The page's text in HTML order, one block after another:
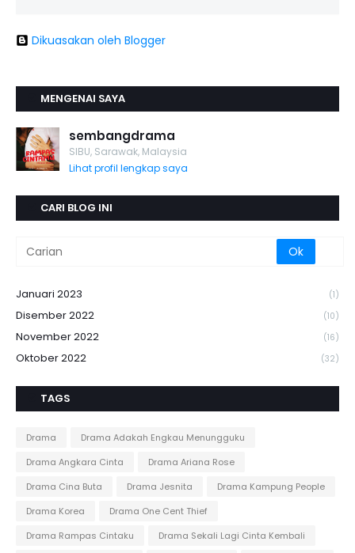
Dikuasakan oleh Blogger
MENGENAI SAYA
sembangdrama
SIBU, Sarawak, Malaysia
Lihat profil lengkap saya
CARI BLOG INI
Januari 2023 (1)
Disember 2022 (10)
November 2022 (16)
Oktober 2022 (32)
TAGS
Drama
Drama Adakah Engkau Menungguku
Drama Angkara Cinta
Drama Ariana Rose
Drama Cina Buta
Drama Jesnita
Drama Kampung People
Drama Korea
Drama One Cent Thief
Drama Rampas Cintaku
Drama Sekali Lagi Cinta Kembali